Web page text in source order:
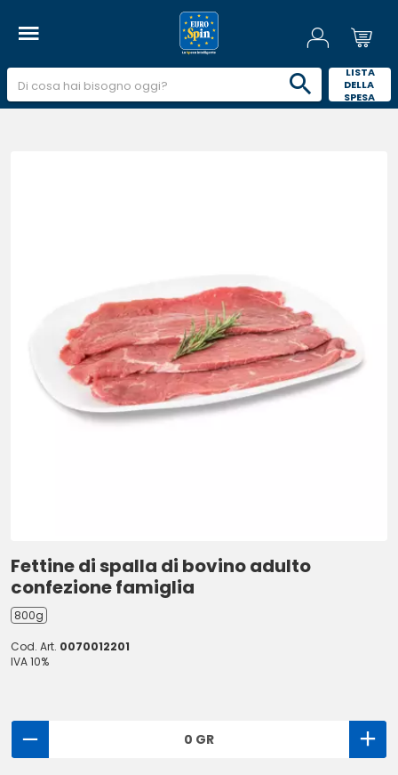
LISTA
DELLA
SPESA
Fettine di spalla di bovino adulto
confezione famiglia
800g
Cod. Art. 0070012201
IVA 10%
0 GR